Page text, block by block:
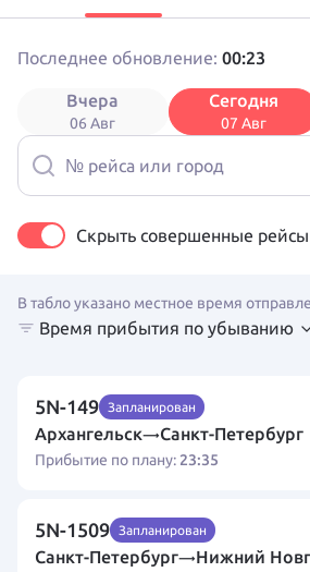
Последнее обновление: 00:23
Вчера
06 Авг
Сегодня
07 Авг
№ рейса или город
Скрыть совершенные рейсы
Время прибытия по убыванию
В табло указано местное время
5N-149
Архангельск Санкт-Петербург
→
Прибытие по плану: 23:35
Запланирован
5N-1509
Санкт-Петербург Нижний
→
Запланирован